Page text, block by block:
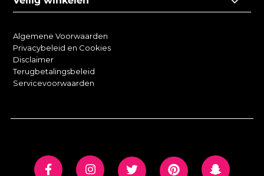
Algemene Voorwaarden
Privacybeleid en Cookies
Disclaimer
Terugbetalingsbeleid
Servicevoorwaarden